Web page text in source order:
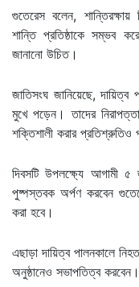
গুতেরেস বলেন, শান্তিরক্ষায়
শান্তি প্রতিষ্ঠাকে সম্ভব
জানানো উচিত।
জাতিসংঘ জানিয়েছে, দায়িত্ব
মুখে পড়েন। তাদের
শক্তিশালী করার প্রতিশ্রুতিও
দিবসটি উপলক্ষ্যে আগামী ৫
পুষ্পস্তবক অর্পণ করবেন
করা হবে।
এছাড়া দায়িত্ব পালনকালে
অনুষ্ঠানেও সভাপতিত্ব করবেন।